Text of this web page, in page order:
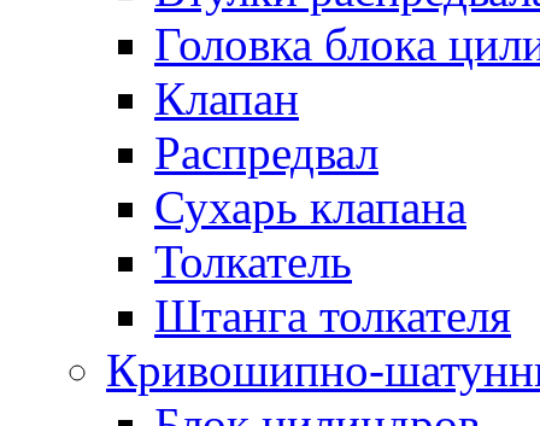
Головка блока
Клапан
Распредвал
Сухарь клапана
Толкатель
Штанга толкателя
Кривошипно-